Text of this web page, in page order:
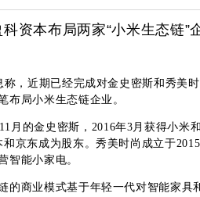
科资本布局两家“小米生态链”
近期已经完成对金史密斯和秀美时
布局小米生态链企业。
的金史密斯，2016年3月获得小米
京东成为股东。秀美时尚成立于
智能小家电。
商业模式基于年轻一代对智能家具